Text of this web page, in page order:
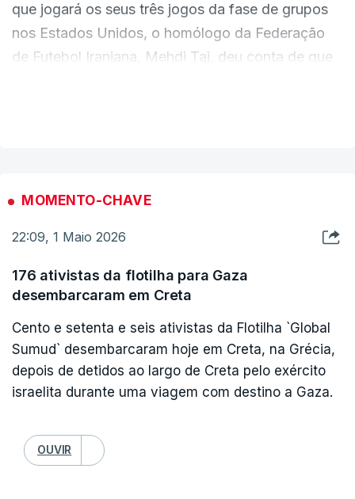
que jogará os seus três jogos da fase de grupos
nos Estados Unidos, o homólogo da Federação
de Futebol Iraniana, Mehdi Taj, deu conta de que
à chegada a Toronto, porque o Canadá
Revolução, braço armado ideológico da república
islâmica, sendo que Mehdi Taj é um antigo
elemento da Guarda. Contudo, os dirigentes foram
convidados a reunir-se com a entidade
posteriormente.
Segundo uma fonte familiarizada com a proposta,
o organismo que regula o futebol mundial deverá
receber os dirigentes iranianos em 20 de maio, na
MOMENTO-CHAVE
22:09, 1 Maio 2026
176 ativistas da flotilha para Gaza
desembarcaram em Creta
Cento e setenta e seis ativistas da Flotilha `Global
Sumud` desembarcaram hoje em Creta, na Grécia,
depois de detidos ao largo de Creta pelo exército
israelita durante uma viagem com destino a Gaza.
OUVIR